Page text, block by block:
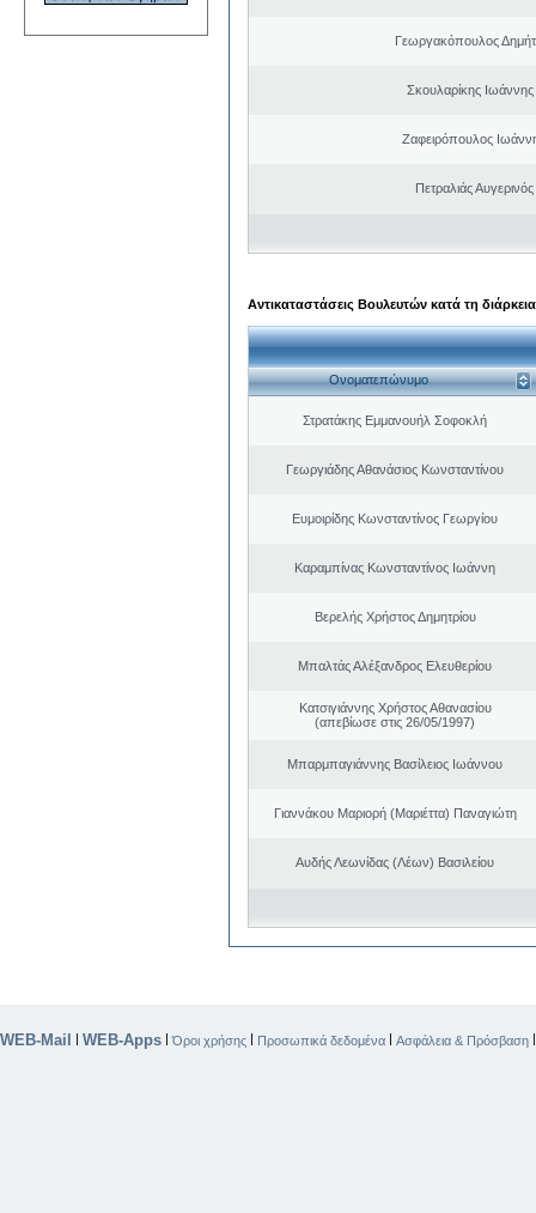
Γεωργακόπουλος
Σκουλαρίκης
Ζαφειρόπουλος
Πετραλιάς
Αντικαταστάσεις Βουλευτών κατά τη
Ονοματεπώνυμο
Στρατάκης Εμμανουήλ Σοφοκλή
Γεωργιάδης Αθανάσιος Κωνσταντίνου
Ευμοιρίδης Κωνσταντίνος Γεωργίου
Καραμπίνας Κωνσταντίνος Ιωάννη
Βερελής Χρήστος Δημητρίου
Μπαλτάς Αλέξανδρος Ελευθερίου
Κατσιγιάννης Χρήστος Αθανασίου
(απεβίωσε στις 26/05/1997)
Μπαρμπαγιάννης Βασίλειος Ιωάννου
Γιαννάκου Μαριορή (Μαριέττα) Παναγιώτη
Αυδής Λεωνίδας (Λέων) Βασιλείου
WEB-Mail | WEB-Apps |Όροι χρήσης | Προσωπικά δεδομένα | Ασφάλεια & Πρόσβαση